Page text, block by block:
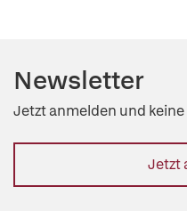
Newsletter
Jetzt anmelden und
Jetzt